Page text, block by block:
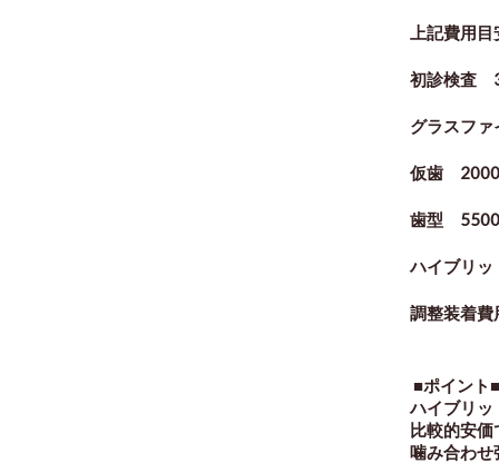
上記費用目
初診検査
グラスフ
仮歯
歯型 5500
ハイブリ
調整装着
■ポイント■
ハイブリッ
比較的安
噛み合わせ